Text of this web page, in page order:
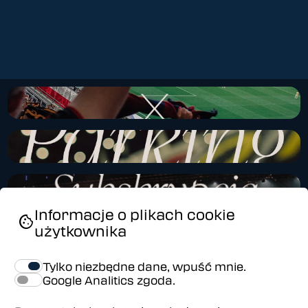
add_shopping_cart
cookieInformacje o plikach cookie
użytkownika
Tylko niezbędne dane, wpuść mnie.
Google Analitics zgoda.